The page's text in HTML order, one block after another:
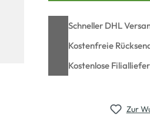
Schneller DHL
Kostenfreie
Kostenlose
Zur